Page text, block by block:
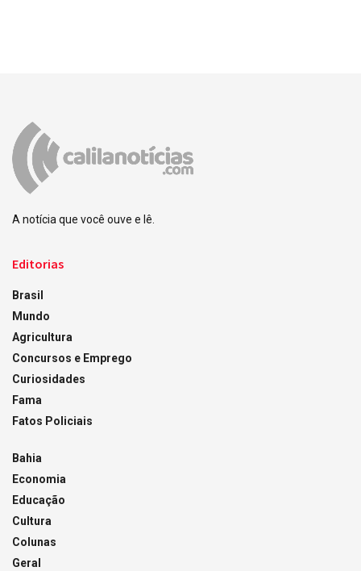
A notícia que você ouve e lê.
Editorias
Brasil
Mundo
Agricultura
Concursos e Emprego
Curiosidades
Fama
Fatos Policiais
Bahia
Economia
Educação
Cultura
Colunas
Geral